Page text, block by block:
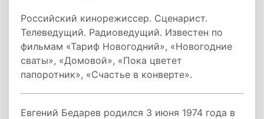
Российский кинорежиссер. Сценарист.
Телеведущий. Радиоведущий. Известен по
фильмам «Тариф Новогодний», «Новогодние
сваты», «Домовой», «Пока цветет
папоротник», «Счастье в конверте».
Евгений Бедарев родился 3 июня 1974 года в